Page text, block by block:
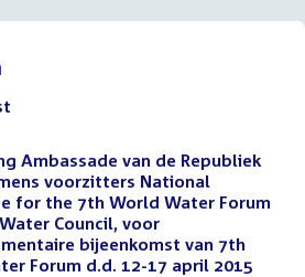
Ambassade van de Republiek
voorzitters National
for the 7th World Water Forum
Council, voor
bijeenkomst van 7th
Forum d.d. 12-17 april 2015